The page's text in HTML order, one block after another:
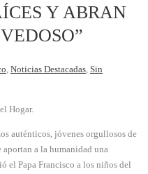
Y ABRAN
, Noticias Destacadas, Sin
Hogar.
auténticos, jóvenes orgullosos de
aportan a la humanidad una
el Papa Francisco a los niños del